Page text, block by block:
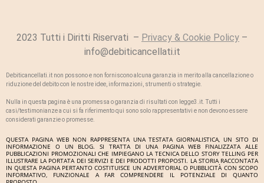
2023 Tutti i Diritti Riservati – Privacy & Cookie Policy –
info@debiticancellati.it
Debiticancellati.it non possono e non forniscono alcuna garanzia in merito alla cancellazione o
riduzione del debito con le nostre idee, informazioni, strumenti o strategie.
Nulla in questa pagina è una promessa o garanzia di risultati con legge3.it. Tutti i
casi/testimonianze a cui si fa riferimento qui sono solo rappresentativi e non devono essere
considerati garanzie o promesse.
QUESTA PAGINA WEB NON RAPPRESENTA UNA TESTATA GIORNALISTICA, UN SITO DI
INFORMAZIONE O UN BLOG. SI TRATTA DI UNA PAGINA WEB FINALIZZATA ALLE
PUBBLICAZIONI PROMOZIONALI CHE IMPIEGANO LA TECNICA DELLO STORY TELLING PER
ILLUSTRARE LA PORTATA DEI SERVIZI E DEI PRODOTTI PROPOSTI. LA STORIA RACCONTATA
IN QUESTA PAGINA PERTANTO COSTITUISCE UN ADVERTORIAL O PUBBLICITÀ CON SCOPO
INFORMATIVO, FUNZIONALE A FAR COMPRENDERE IL POTENZIALE DI QUANTO